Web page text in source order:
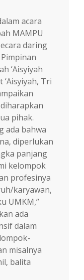
acara
MAMPU
daring
‘Aisyiyah
Tri
pihak.
ada bahwa
diperlukan
panjang
kelompok
profesinya
karyawan,
UMKM,”
ada
dalam
misalnya
balita